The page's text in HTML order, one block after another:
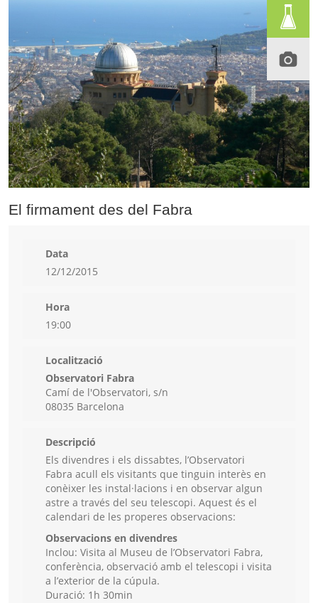
El firmament des del Fabra
Data
12/12/2015
Hora
19:00
Localització
Observatori Fabra
Camí de l'Observatori, s/n
08035 Barcelona
Descripció
Els divendres i els dissabtes, l’Observatori
Fabra acull els visitants que tinguin interès en
conèixer les instal·lacions i en observar algun
astre a través del seu telescopi. Aquest és el
calendari de les properes observacions:
Observacions en divendres
Inclou: Visita al Museu de l’Observatori Fabra,
conferència, observació amb el telescopi i visita
a l’exterior de la cúpula.
Duració: 1h 30min